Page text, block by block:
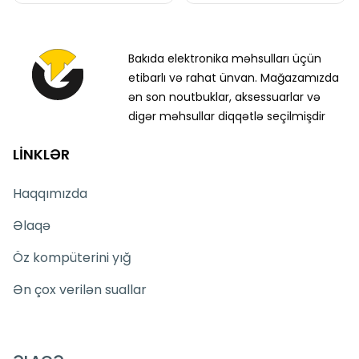
Bakıda elektronika məhsulları üçün
etibarlı və rahat ünvan. Mağazamızda
ən son noutbuklar, aksessuarlar və
digər məhsullar diqqətlə seçilmişdir
LİNKLƏR
Haqqımızda
Əlaqə
Öz kompüterini yığ
Ən çox verilən suallar